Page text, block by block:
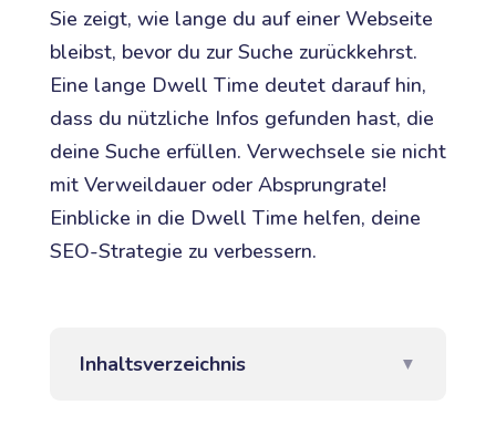
Sie zeigt, wie lange du auf einer Webseite
bleibst, bevor du zur Suche zurückkehrst.
Eine lange Dwell Time deutet darauf hin,
dass du nützliche Infos gefunden hast, die
deine Suche erfüllen. Verwechsele sie nicht
mit Verweildauer oder Absprungrate!
Einblicke in die Dwell Time helfen, deine
SEO-Strategie zu verbessern.
Inhaltsverzeichnis ▼